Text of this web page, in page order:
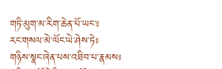
གཏི་མུག་མ་རིག་ཆེན་པོ་ཡང་༔
རང་གསལ་མེ་ལོང་ཡེ་ཤེས་ཏེ༔
གཉིས་སྣང་ཞེན་པས་འཐིབ་པ་རྣམས༔